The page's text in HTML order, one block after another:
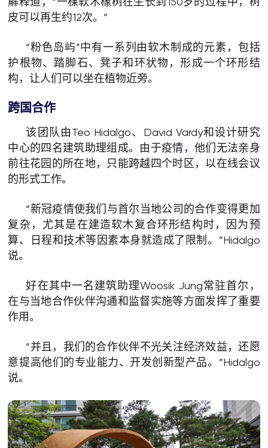
皮可以再生约12次。”
“粉色岛屿”中有一系列由软木制成的元素，包括
护根物、踏脚石、凳子和环状物，形成一个环形结
构，让人们可以坐在植物近旁。
跨国合作
该团队由Teo Hidalgo、David Vardy和设计研究
中心的四名建筑助理组成。由于疫情，他们无法亲身
前往花园的所在地，只能跨越四个时区，以在线会议
的形式工作。
“新冠疫情使我们与首尔当地公司的合作变得更加
复杂，尤其是在建造软木复合环形结构时，因为预
算、日程和技术等因素本身就造成了限制。”Hidalgo
说。
好在其中一名建筑助理Woosik Jung常驻首尔，
在与当地合作伙伴沟通和监督实施等方面发挥了重要
作用。
“并且，我们的合作伙伴不光关注经济效益，还愿
意提高他们的专业能力、开发创新型产品。”Hidalgo
说。